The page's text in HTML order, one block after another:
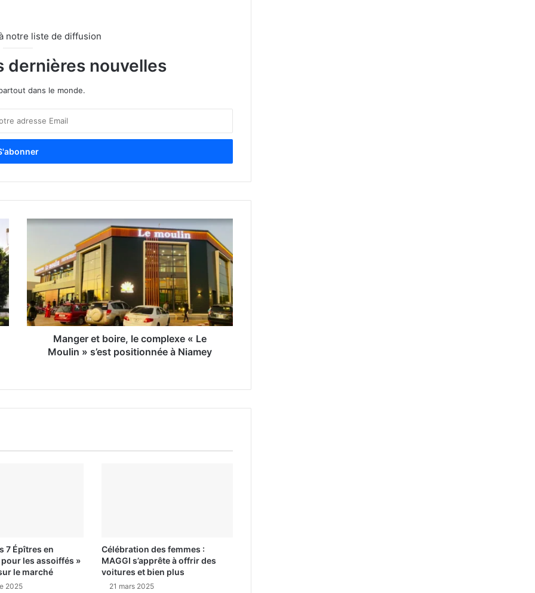
notre liste de diffusion
dernières nouvelles
dans le monde.
Manger et boire, le complexe « Le
Moulin » s’est positionnée à Niamey
7 Épîtres en
les assoiffés »
le marché
2025
Célébration des femmes :
MAGGI s’apprête à offrir des
voitures et bien plus
21 mars 2025